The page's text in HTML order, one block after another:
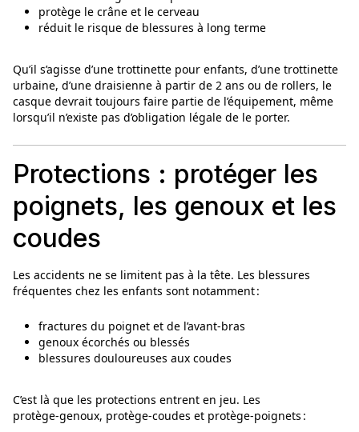
protège le crâne et le cerveau
réduit le risque de blessures à long terme
Qu’il s’agisse d’une trottinette pour enfants, d’une trottinette
urbaine, d’une draisienne à partir de 2 ans ou de rollers, le
casque devrait toujours faire partie de l’équipement, même
lorsqu’il n’existe pas d’obligation légale de le porter.
Protections : protéger les
poignets, les genoux et les
coudes
Les accidents ne se limitent pas à la tête. Les blessures
fréquentes chez les enfants sont notamment :
fractures du poignet et de l’avant‑bras
genoux écorchés ou blessés
blessures douloureuses aux coudes
C’est là que les protections entrent en jeu. Les
protège‑genoux, protège‑coudes et protège‑poignets :